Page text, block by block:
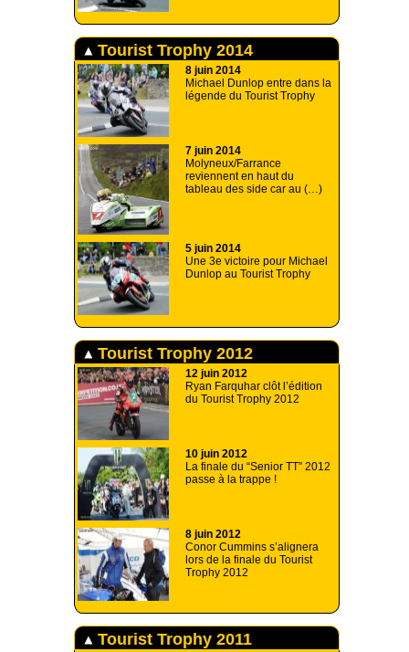
Tourist Trophy 2014
8 juin 2014
Michael Dunlop entre dans la
légende du Tourist Trophy
7 juin 2014
Molyneux/Farrance
reviennent en haut du
tableau des side car au (…)
5 juin 2014
Une 3e victoire pour Michael
Dunlop au Tourist Trophy
Tourist Trophy 2012
12 juin 2012
Ryan Farquhar clôt l’édition
du Tourist Trophy 2012
10 juin 2012
La finale du “Senior TT” 2012
passe à la trappe !
8 juin 2012
Conor Cummins s’alignera
lors de la finale du Tourist
Trophy 2012
Tourist Trophy 2011